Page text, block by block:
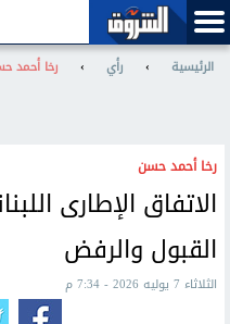
الرئيسية › رأي › رخا أحمد
رخا أحمد حسن
الاتفاق الإطارى
القبول والرفض
الثلاثاء 7 يوليه 2026 - 7:34 م